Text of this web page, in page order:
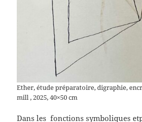
Ether, étude préparatoire, digraphie,
mill , 2025, 40×50 cm
Dans les fonctions symboliques